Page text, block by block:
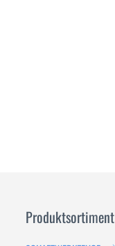
Produktsortiment